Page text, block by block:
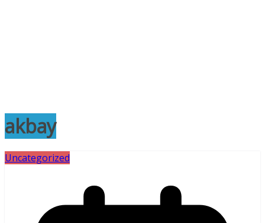
akbay
Uncategorized